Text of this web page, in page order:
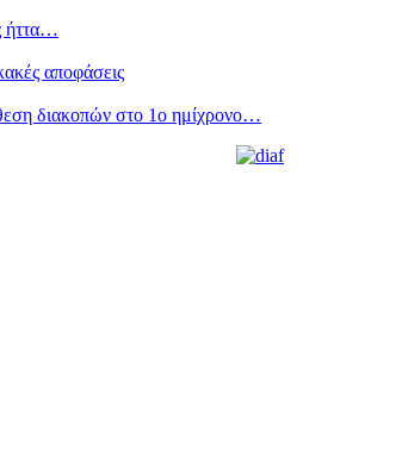
ήττα…
αποφάσεις
διακοπών στο 1ο ημίχρονο…